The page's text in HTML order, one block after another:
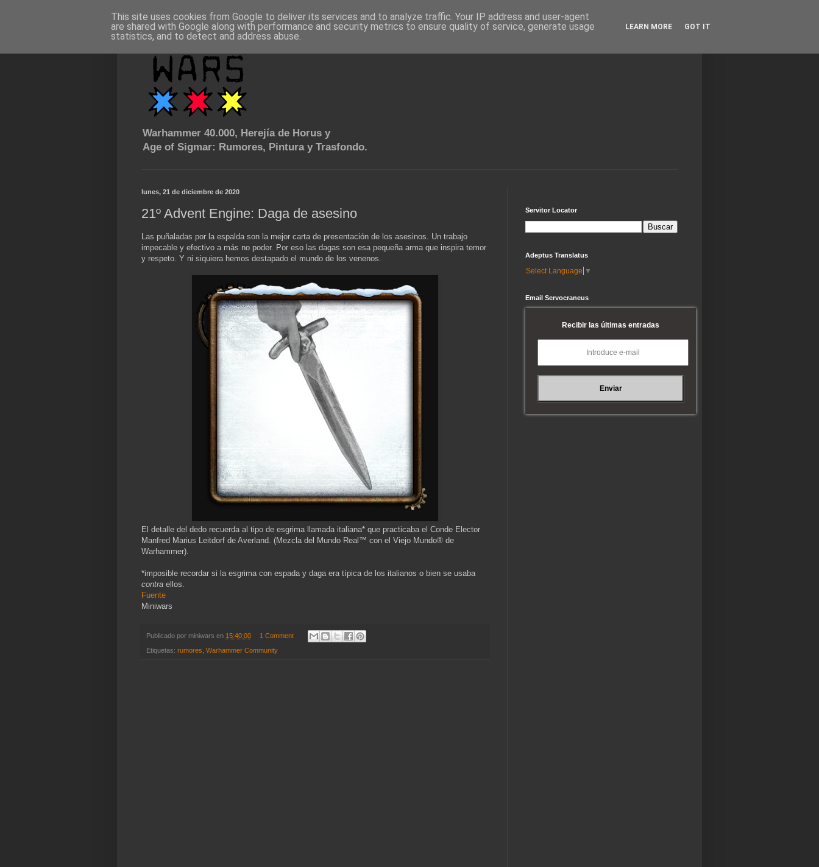
Warhammer 40.000, Herejía de Horus y
Age of Sigmar: Rumores, Pintura y Trasfondo.
lunes, 21 de diciembre de 2020
21º Advent Engine: Daga de asesino
Las puñaladas por la espalda son la mejor carta de presentación de los asesinos. Un trabajo
impecable y efectivo a más no poder. Por eso las dagas son esa pequeña arma que inspira temor
y respeto. Y ni siquiera hemos destapado el mundo de los venenos.
El detalle del dedo recuerda al tipo de esgrima llamada italiana* que practicaba el Conde Elector
Manfred Marius Leitdorf de Averland. (Mezcla del Mundo Real™ con el Viejo Mundo® de
Warhammer).
*imposible recordar si la esgrima con espada y daga era típica de los italianos o bien se usaba
contra ellos.
Fuente
Miniwars
Publicado por miniwars en 15:40:00 1 Comment
Etiquetas: rumores, Warhammer Community
Servitor Locator
Adeptus Translatus
Select Language ▼
Email Servocraneus
Recibir las últimas entradas
This site uses cookies from Google to deliver its services and to analyze traffic. Your IP address and user-agent
are shared with Google along with performance and security metrics to ensure quality of service, generate usage
statistics, and to detect and address abuse.
LEARN MORE GOT IT